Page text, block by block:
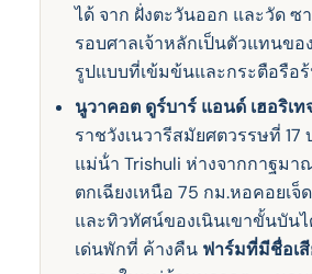
ได้ จาก ฝั่งตะวันออก และวัด ซ
รอบศาลเจ้าหลักเป็นตัวแทนข
รูปแบบที่เข้มข้นและกระตือรือ
นูวาคอต ดูร์บาร์ แอนด์ เฮอริเ
ราชวังเนวารีสมัยศตวรรษที่ 17
แม่น้ํา Trishuli ห่างจากกาฐม
ตกเฉียงเหนือ 75 กม.หอคอยเ
และทิวทัศน์ของเนินเขาขั้นบัน
เด่นพักที่ ค้างคืน ฟาร์มที่มีชื่อเสี